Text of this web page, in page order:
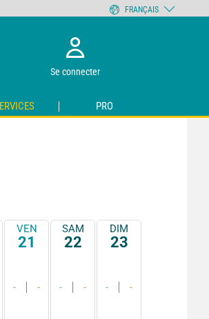
Se connecter
PRO
VEN
21
- -
SAM
22
- -
DIM
23
- -
FRANÇAIS